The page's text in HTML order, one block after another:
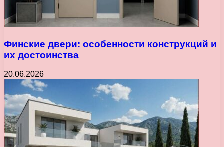
Финские двери: особенности конструкций и
их достоинства
20.06.2026